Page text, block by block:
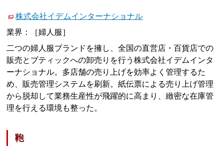
株式会社イデムインターナショナル
業界：［婦人服］
二つの婦人服ブランドを擁し、全国の直営店・百貨店での
販売とブティックへの卸売りを行う株式会社イデムインタ
ーナショナル。多店舗の売り上げを効率よく管理するた
め、販売管理システムを刷新。紙伝票による売り上げ管理
から脱却して業務生産性が飛躍的に高まり、緻密な在庫管
理を行える環境も整った。
鞄